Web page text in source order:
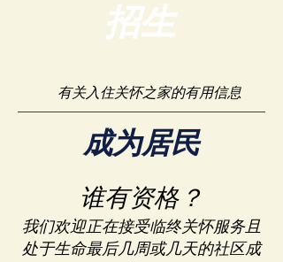
招生
有关入住关怀之家的有用信息
成为居民
谁有资格？
我们欢迎正在接受临终关怀服务且
处于生命最后几周或几天的社区成